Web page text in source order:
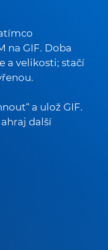
na GIF. Doba
a velikosti; stačí
a ulož GIF.
další